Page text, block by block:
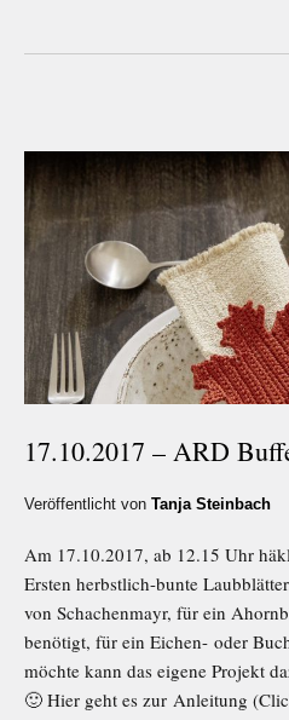
17.10.2017 – ARD
Veröffentlicht von Tanja Steinbach
Am 17.10.2017, ab 12.15 Uhr
Ersten herbstlich-bunte
von Schachenmayr, für ein
benötigt, für ein Eichen- oder
möchte kann das eigene Projekt
🙂 Hier geht es zur Anleitung